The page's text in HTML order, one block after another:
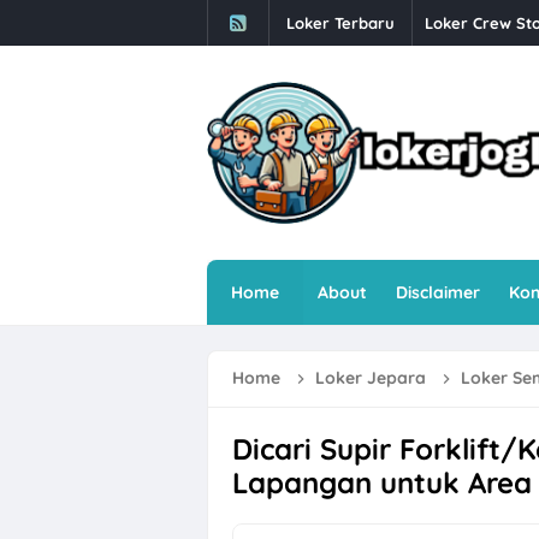
Loker Terbaru Loker Crew
Lowongan
Loker Sleman
Loker Driver
Loker Solo
Loker
Loker
Home About Disclaimer
Home Loker Jepara Loker
Dicari Supir Forklift/
Lapangan untuk